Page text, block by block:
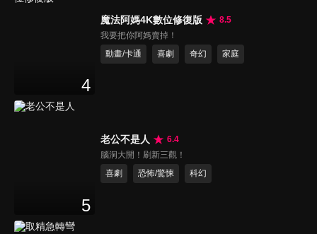
4
魔法阿媽4K數位修復版
8.5
我要把你阿媽賣掉！
動畫/卡通
喜劇 奇幻 家庭
5
老公不是人
6.4
腦洞大開！刷新三觀！
喜劇
恐怖/驚悚 科幻